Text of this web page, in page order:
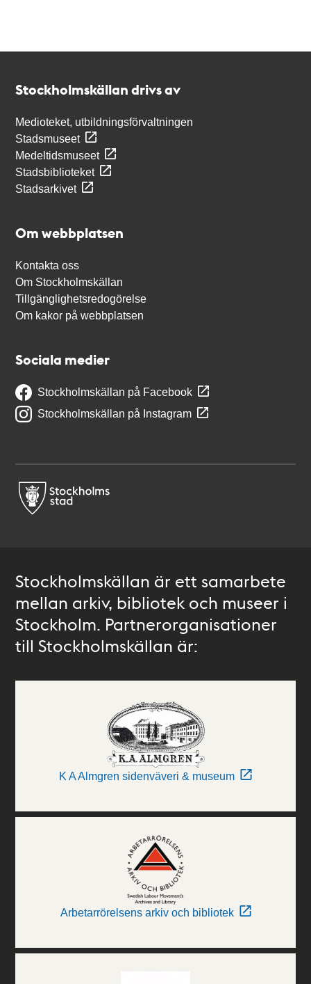
Stockholmskällan drivs av
Medioteket, utbildningsförvaltningen
Stadsmuseet
Medeltidsmuseet
Stadsbiblioteket
Stadsarkivet
Om webbplatsen
Kontakta oss
Om Stockholmskällan
Tillgänglighetsredogörelse
Om kakor på webbplatsen
Sociala medier
Stockholmskällan på Facebook
Stockholmskällan på Instagram
Stockholmskällan är ett samarbete
mellan arkiv, bibliotek och museer i
Stockholm. Partnerorganisationer
till Stockholmskällan är:
K A Almgren sidenväveri & museum
Arbetarrörelsens arkiv och bibliotek